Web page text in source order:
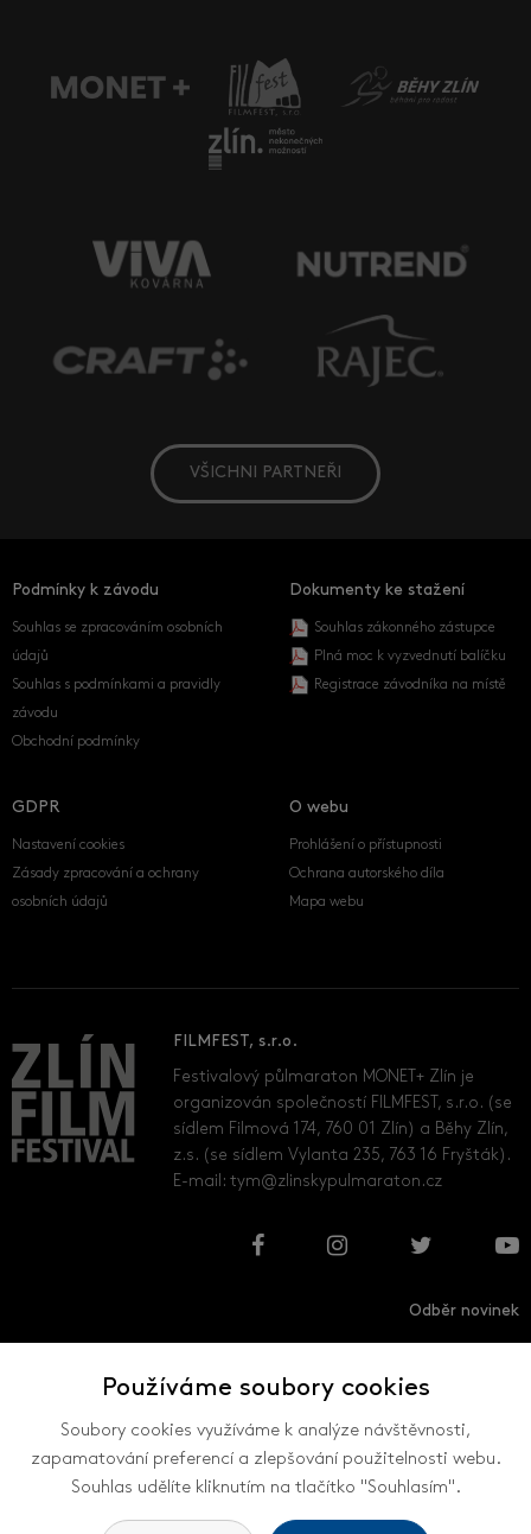
VŠICHNI PARTNEŘI
Podmínky k závodu
Souhlas se zpracováním osobních
údajů
Souhlas s podmínkami a pravidly
závodu
Obchodní podmínky
Dokumenty ke stažení
Souhlas zákonného zástupce
Plná moc k vyzvednutí balíčku
Registrace závodníka na místě
GDPR
Nastavení cookies
Zásady zpracování a ochrany
osobních údajů
O webu
Prohlášení o přístupnosti
Ochrana autorského díla
Mapa webu
FILMFEST, s.r.o.
Festivalový půlmaraton MONET+ Zlín je
organizován společností FILMFEST, s.r.o. (se
sídlem Filmová 174, 760 01 Zlín) a Běhy Zlín,
z.s. (se sídlem Vylanta 235, 763 16 Fryšták).
E-mail:tym@zlinskypulmaraton.cz
Odběr novinek
Používáme soubory cookies
Soubory cookies využíváme k analýze návštěvnosti,
zapamatování preferencí a zlepšování použitelnosti webu.
Souhlas udělíte kliknutím na tlačítko "Souhlasím".